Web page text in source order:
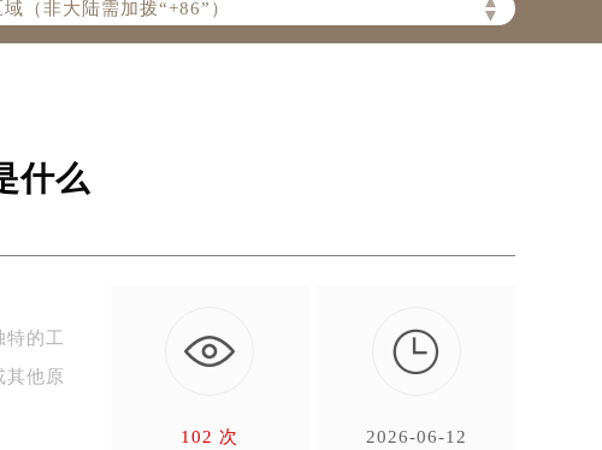
▼
）
什么
特的工
他原
102 次

2026-06-12